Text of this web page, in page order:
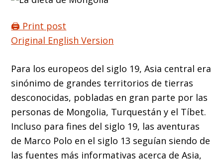
🖨️ Print post
Original English Version
Para los europeos del siglo 19, Asia central era
sinónimo de grandes territorios de tierras
desconocidas, pobladas en gran parte por las
personas de Mongolia, Turquestán y el Tíbet.
Incluso para fines del siglo 19, las aventuras
de Marco Polo en el siglo 13 seguían siendo de
las fuentes más informativas acerca de Asia,